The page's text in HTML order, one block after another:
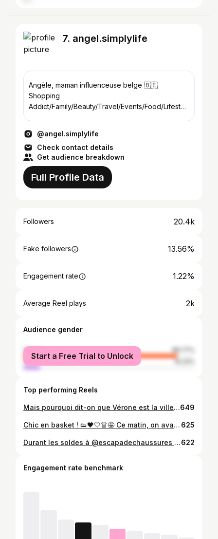
7. angel.simplylife
Angèle, maman influenceuse belge 🇧🇪
Shopping
Addict/Family/Beauty/Travel/Events/Food/Lifestyl
@angel.simplylife
Check contact details
Get audience breakdown
Full Profile Data
Followers 20.4k
Fake followers 13.56%
Engagement rate 1.22%
Average Reel plays 2k
Audience gender
female
89.77%
male
10.23%
Start a Free Trial to Unlock
Top performing Reels
Mais pourquoi dit-on que Vérone est la ville des amoureux ? 🇮🇹❤️👩‍❤️‍💋‍👨🪉 C’est ici que Shakespeare a choisi de faire vivre (et mourir) Roméo et Juliette. Leur histoire tragique, née de deux familles ennemies, a traversé les siècles pour faire de Vérone le symbole de l’amour absolu… celui qui défie les obstacles, les règles et même le temps. 🕊️ L’histoire de Roméo et Juliette est une fiction et Juliette n’a donc jamais habité à Vérone ! Mais la ville de Vérone s’est approprié cette légende : on y trouve la "maison de Juliette", son célèbre balcon (rajouté bien plus tard pour les touristes), une statue, et même un mur rempli de cadenas d’amour accrochés par des visiteurs du monde entier… 🔐💝 Nous aussi, on a joué le jeu 😊 Grâce à mon époux qui m’a offert un cadenas en forme de cœur gravé avec la date de notre mariage du 07/07/2007 ! Encore merci @mister_steeve pour cette belle attention et ce beau souvenir pour fêter nos 20 ans ensemble au mois d’avril 🎂🥰 Qui y est déjà allé ? Tu savais que ce coin de Juliette n’était que du fake au final ? 😊 Ma jolie robe 👗 🐆 @escapadechaussures Je vous prépare un réel sur cette ville bientôt 😊 #Verone #Verona #VisitItaly #iloveyou #RomeoEtJuliette #VilleDesAmoureux #CityOfLove #Italie #BalconDeJuliette #RomeoAndJuliet#Voyage #travel # #Shakespeare #love #lovers #amoureux #kochamcie #polishgirl649
Chic en basket ! 👟🖤🤍👗🤩 Ce matin, on avait pourtant un si beau soleil ☀️ en Belgique 🇧🇪 J'ai donc opté pour ce look en blanc et noir @point_carre avec la longue robe 👗 🖤 Mango et ce boléro blanc Morgan de Toi. Et avec la pluie de cet après-midi, j'avais bien fait de choisir ces baskets noires Tamaris @escapadechaussures 👟🌧️☔. Toi aussi tu aimes porter des robes avec des baskets ? 👗👟 #PointCarré #look #ModeFemme #sneakers #chicenbasket #style #Belgique #PolishGirl #FashionAddict #mardi #LookOfTheDay #EscapadeChaussures #publicité 625
Durant les soldes à @escapadechaussures , il y a vraiment de quoi se faire plaisir à petits prix ! 🛍️🤩 (#publicité) Dernièrement, j'ai flashé sur ce sac à main pochette @morgandetoiofficiel 👜🤍🤩 Une touche très "classe" 😍 , j'adore trop ! Et j'ai opté pour ces sandales colorées 👡🧡🩷 Ce sac à main et ces chaussures allaient parfaitement avec ma tenue je trouve 🤩 Vous aimez ce genre de sac pochette ? Et les sandales, comment les trouvez-vous ? Vous aimez l'assortiment de couleur rose et orange ? #EscapadeChaussures #soldes #shopping #handbags #sacamain #chaussures #sandalescolorees #shoesaddict #chatelineau #fashion #photography #belgianinfluencer #produitsofferts622
Engagement rate benchmark